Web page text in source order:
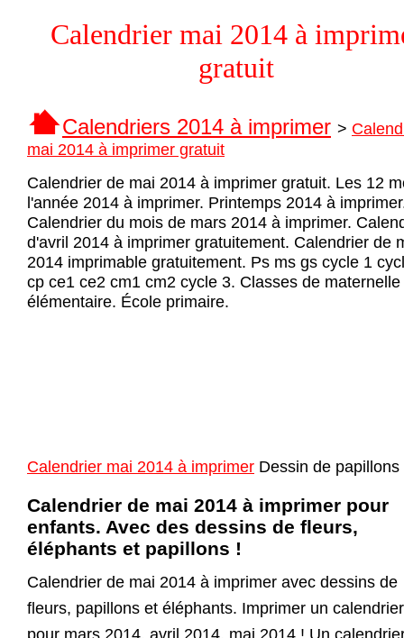
Calendrier mai 2014 à
gratuit
Calendriers 2014 à imprimer >
mai 2014 à imprimer gratuit
Calendrier de mai 2014 à imprimer gratuit. Les 12
l'année 2014 à imprimer. Printemps 2014 à
Calendrier du mois de mars 2014 à imprimer.
d'avril 2014 à imprimer gratuitement. Calendrier de
2014 imprimable gratuitement. Ps ms gs cycle 1
cp ce1 ce2 cm1 cm2 cycle 3. Classes de maternelle
élémentaire. École primaire.
Calendrier mai 2014 à imprimer Dessin de papillons
Calendrier de mai 2014 à imprimer pour
enfants. Avec des dessins de fleurs,
éléphants et papillons !
Calendrier de mai 2014 à imprimer avec dessins de
fleurs, papillons et éléphants. Imprimer un
pour mars 2014, avril 2014, mai 2014 ! Un